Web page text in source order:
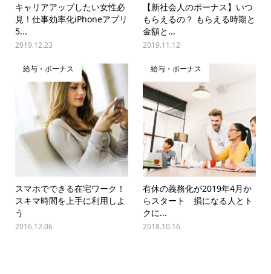
キャリアアップしたい女性必
見！仕事効率化iPhoneアプリ
5...
2019.12.23
【新社会人のボーナス】いつ
もらえるの？ もらえる時期と
金額と...
2019.11.12
給与・ボーナス
スマホでできる在宅ワーク！
スキマ時間を上手に利用しよ
う
2016.12.06
給与・ボーナス
有休の義務化が2019年4月か
らスタート 損になる人とト
クに...
2018.10.16